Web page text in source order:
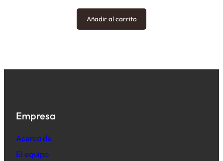
Añadir al carrito
Empresa
Acerca de
El equipo